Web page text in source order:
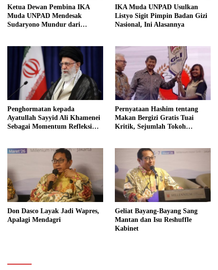
Ketua Dewan Pembina IKA
Muda UNPAD Mendesak
Sudaryono Mundur dari
Independensi Badan Gizi
Nasional
IKA Muda UNPAD Usulkan
Listyo Sigit Pimpin Badan Gizi
Nasional, Ini Alasannya
Penghormatan kepada
Ayatullah Sayyid Ali Khamenei
Sebagai Momentum Refleksi
bagi Indonesia
Pernyataan Hashim tentang
Makan Bergizi Gratis Tuai
Kritik, Sejumlah Tokoh
Don Dasco Layak Jadi Wapres,
Apalagi Mendagri
Geliat Bayang-Bayang Sang
Mantan dan Isu Reshuffle
Kabinet